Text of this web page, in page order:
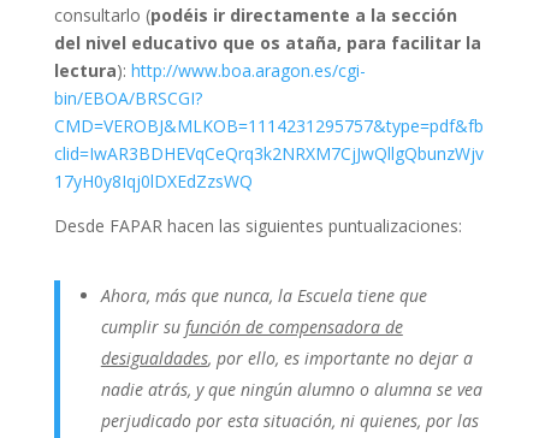
consultarlo (podéis ir directamente a la sección
del nivel educativo que os ataña, para facilitar la
lectura): http://www.boa.aragon.es/cgi-
bin/EBOA/BRSCGI?
CMD=VEROBJ&MLKOB=1114231295757&type=pdf&fb
clid=IwAR3BDHEVqCeQrq3k2NRXM7CjJwQllgQbunzWjv
17yH0y8Iqj0lDXEdZzsWQ
Desde FAPAR hacen las siguientes puntualizaciones:
Ahora, más que nunca, la Escuela tiene que
cumplir su función de compensadora de
desigualdades, por ello, es importante no dejar a
nadie atrás, y que ningún alumno o alumna se vea
perjudicado por esta situación, ni quienes, por las